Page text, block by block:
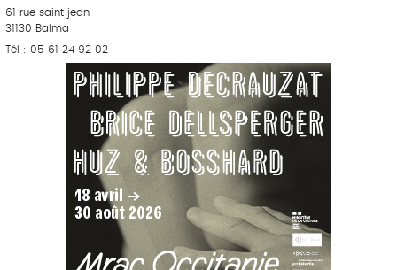
61 rue saint jean
31130 Balma
Tél : 05 61 24 92 02